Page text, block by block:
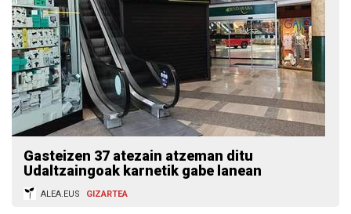
Gasteizen 37 atezain atzeman ditu
Udaltzaingoak karnetik gabe lanean
ALEA.EUS GIZARTEA